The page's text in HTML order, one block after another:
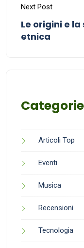
Next Post
Le origini e
etnica
Categorie
Articoli Top
Eventi
Musica
Recensioni
Tecnologia